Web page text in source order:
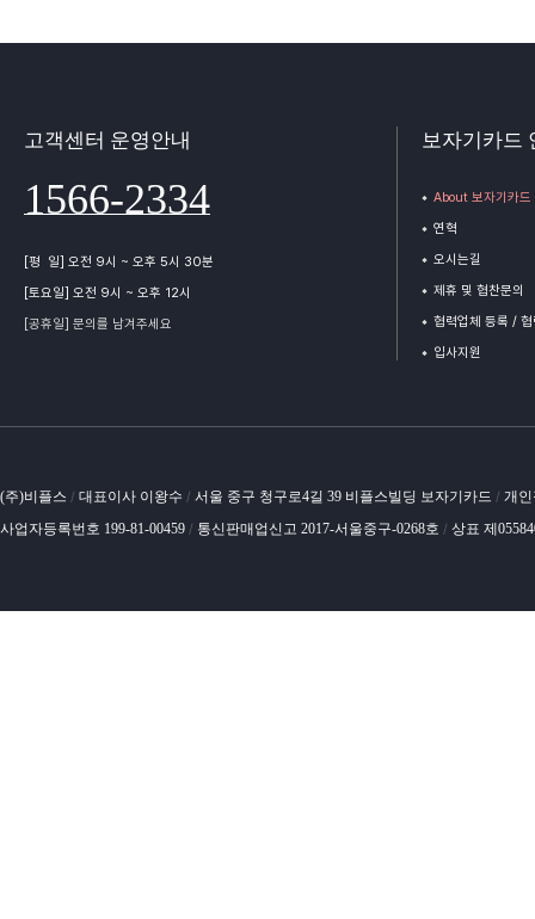
고객센터 운영안내
1566-2334
[평 일] 오전 9시 ~ 오후 5시 30분
[토요일] 오전 9시 ~ 오후 12시
[공휴일] 문의를 남겨주세요
보자기카드
About 보자기카드
연혁
오시는길
제휴 및 협찬문의
협력업체 등록 /
입사지원
(주)비플스 / 대표이사 이왕수 / 서울 중구 청구로4길 39 비플스빌딩 보자기카드 / 개
사업자등록번호 199-81-00459 / 통신판매업신고 2017-서울중구-0268호 / 상표 제